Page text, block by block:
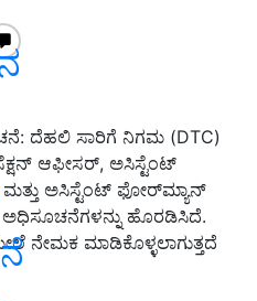
ದೆಹಲಿ ಸಾರಿಗೆ ನಿಗಮ (DTC)
ಆಫೀಸರ್, ಅಸಿಸ್ಟೆಂಟ್
ಮತ್ತು ಅಸಿಸ್ಟೆಂಟ್ ಫೋರ್‌ಮ್ಯಾನ್
ಅಧಿಸೂಚನೆಗಳನ್ನು ಹೊರಡಿಸಿದೆ.
ನೇಮಕ ಮಾಡಿಕೊಳ್ಳಲಾಗುತ್ತದೆ